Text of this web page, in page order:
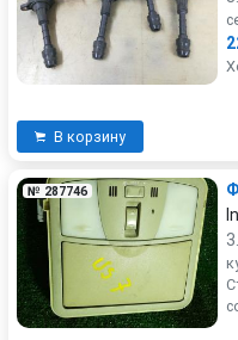
В корзину
№ 287746